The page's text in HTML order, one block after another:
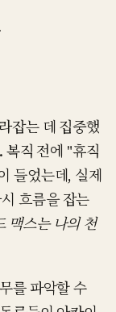
잡는 데 집중했
직 전에 "휴직
들었는데, 실제
흐름을 잡는
맥스는 나의 천
를 파악할 수